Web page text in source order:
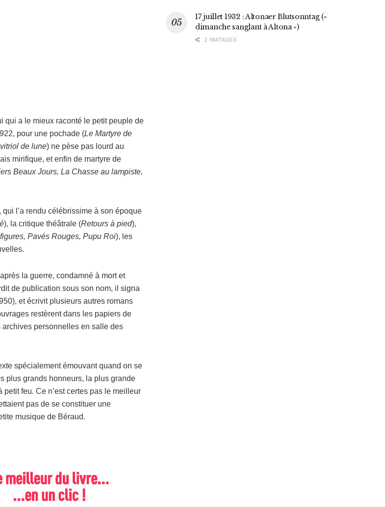
qui a le mieux raconté le petit peuple de
pour une pochade (Le Martyre de
de lune) ne pèse pas lourd au
mirifique, et enfin de martyre de
Beaux Jours, La Chasse au lampiste,
qui l’a rendu célébrissime à son époque
), la critique théâtrale (Retours à pied),
Pavés Rouges, Pupu Roi), les
la guerre, condamné à mort et
de publication sous son nom, il signa
et écrivit plusieurs autres romans
restèrent dans les papiers de
archives personnelles en salle des
spécialement émouvant quand on se
plus grands honneurs, la plus grande
feu. Ce n’est certes pas le meilleur
pas de se constituer une
musique de Béraud.
17 juillet 1932 : Altonaer Blutsonntag («
dimanche sanglant à Altona »)
2 PARTAGES